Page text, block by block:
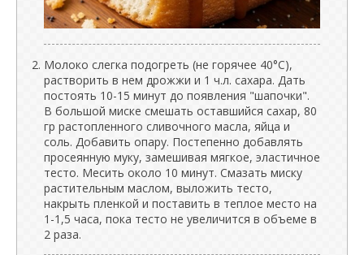
Молоко слегка подогреть (не горячее 40°C),
растворить в нем дрожжи и 1 ч.л. сахара. Дать
постоять 10-15 минут до появления "шапочки".
В большой миске смешать оставшийся сахар, 80
гр растопленного сливочного масла, яйца и
соль. Добавить опару. Постепенно добавлять
просеянную муку, замешивая мягкое, эластичное
тесто. Месить около 10 минут. Смазать миску
растительным маслом, выложить тесто,
накрыть пленкой и поставить в теплое место на
1-1,5 часа, пока тесто не увеличится в объеме в
2 раза.